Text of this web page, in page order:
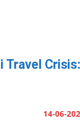
Travel Crisis:
14-06-